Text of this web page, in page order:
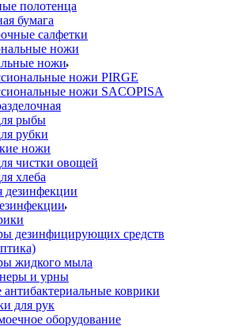
полотенца
бумага
салфетки
ножи
ножи PIRGE
ножи SACOPISA
рыбы
рубки
ножи
чистки овощей
хлеба
дезинфицирующих средств
жидкого мыла
и урны
коврики
для рук